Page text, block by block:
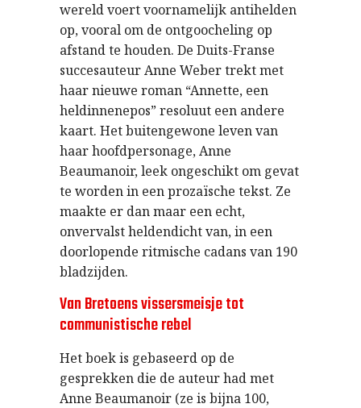
wereld voert voornamelijk antihelden
op, vooral om de ontgoocheling op
afstand te houden. De Duits-Franse
succesauteur Anne Weber trekt met
haar nieuwe roman “Annette, een
heldinnenepos” resoluut een andere
kaart. Het buitengewone leven van
haar hoofdpersonage, Anne
Beaumanoir, leek ongeschikt om gevat
te worden in een prozaïsche tekst. Ze
maakte er dan maar een echt,
onvervalst heldendicht van, in een
doorlopende ritmische cadans van 190
bladzijden.
Van Bretoens vissersmeisje tot
communistische rebel
Het boek is gebaseerd op de
gesprekken die de auteur had met
Anne Beaumanoir (ze is bijna 100,